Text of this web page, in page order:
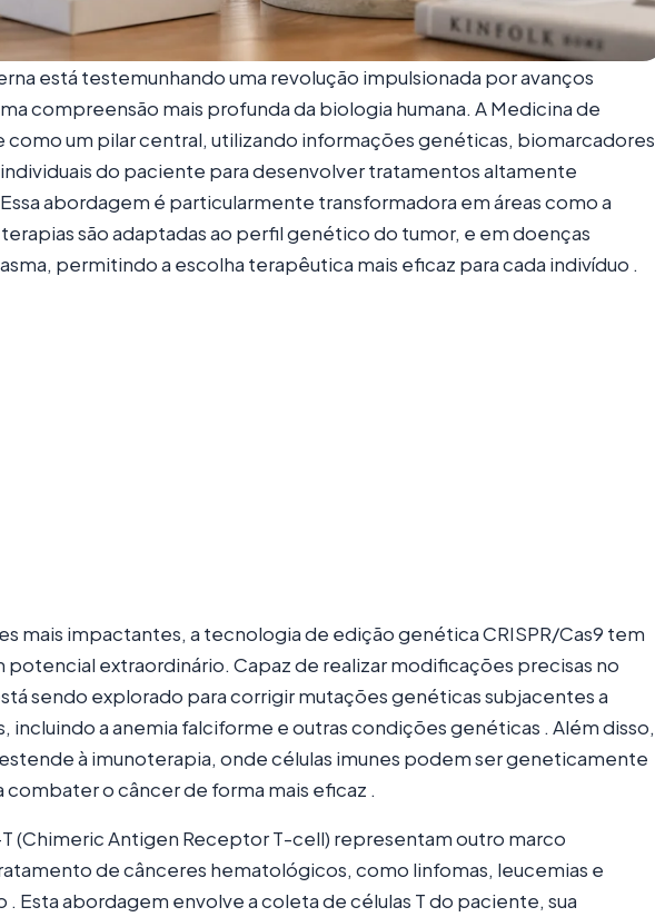
está testemunhando uma revolução impulsionada por avanços
compreensão mais profunda da biologia humana. A Medicina de
como um pilar central, utilizando informações genéticas, biomarcadores
do paciente para desenvolver tratamentos altamente
abordagem é particularmente transformadora em áreas como a
são adaptadas ao perfil genético do tumor, e em doenças
permitindo a escolha terapêutica mais eficaz para cada indivíduo .
mais impactantes, a tecnologia de edição genética CRISPR/Cas9 tem
potencial extraordinário. Capaz de realizar modificações precisas no
sendo explorado para corrigir mutações genéticas subjacentes a
incluindo a anemia falciforme e outras condições genéticas . Além disso,
à imunoterapia, onde células imunes podem ser geneticamente
combater o câncer de forma mais eficaz .
T (Chimeric Antigen Receptor T-cell) representam outro marco
de cânceres hematológicos, como linfomas, leucemias e
Esta abordagem envolve a coleta de células T do paciente, sua